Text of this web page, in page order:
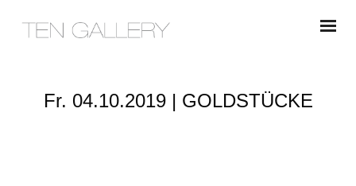
Fr. 04.10.2019 | GOLDSTÜCKE